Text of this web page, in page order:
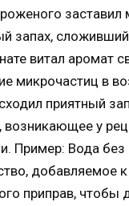
заставил
запах,
витал аромат
микрочастиц в
приятный
у
Пример: Вода без
добавляемое
приправ, чтобы